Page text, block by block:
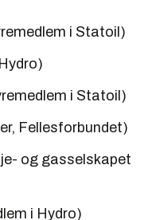
i Statoil)
i Statoil)
Fellesforbundet)
og gasselskapet
i Hydro)